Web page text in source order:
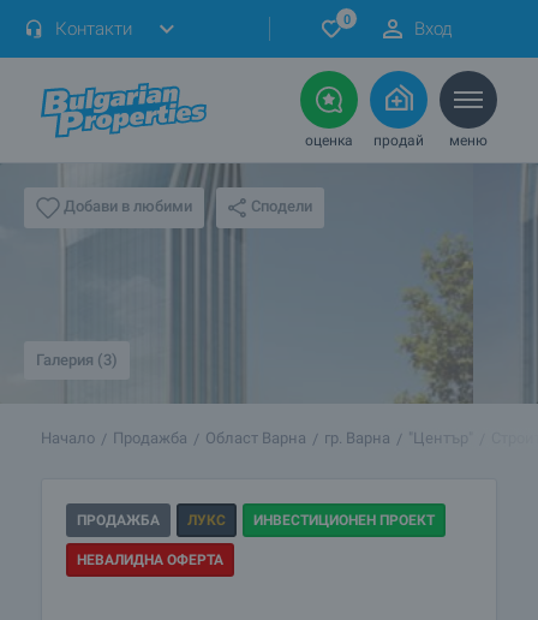
Контакти 0 Вход
оценка продай меню
Добави в любими Сподели
Галерия (3)
Начало Продажба Област Варна гр. Варна "Център"
ПРОДАЖБА ЛУКС ИНВЕСТИЦИОНЕН ПРОЕКТ
НЕВАЛИДНА ОФЕРТА